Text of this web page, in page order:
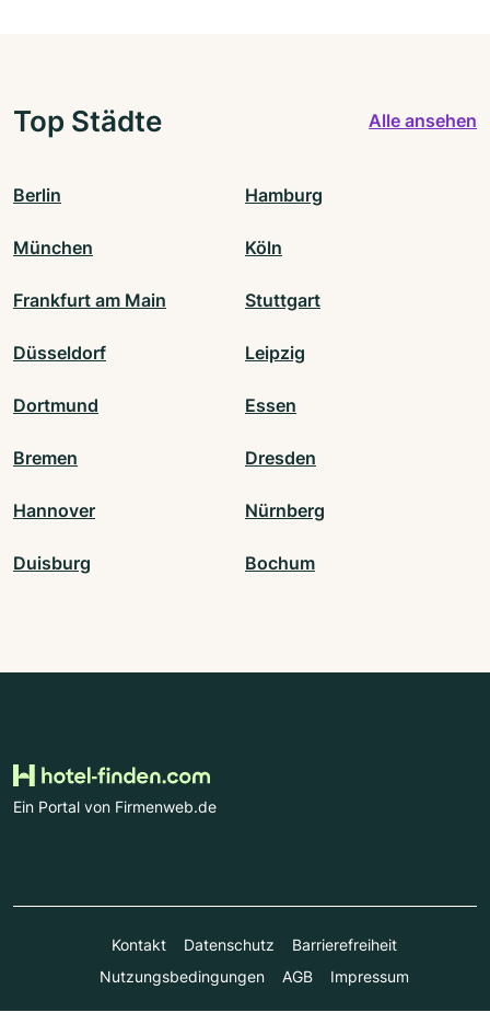
Top Städte Alle ansehen
Berlin Hamburg
München Köln
Frankfurt am Main Stuttgart
Düsseldorf Leipzig
Dortmund Essen
Bremen Dresden
Hannover Nürnberg
Duisburg Bochum
Ein Portal von Firmenweb.de
Kontakt Datenschutz
Barrierefreiheit
Nutzungsbedingungen
AGB Impressum